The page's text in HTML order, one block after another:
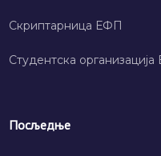
Скриптарница ЕФП
Студентска
Посљедње